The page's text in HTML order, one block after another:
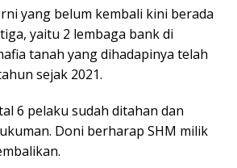
yang belum kembali kini berada
yaitu 2 lembaga bank di
tanah yang dihadapinya telah
sejak 2021.
6 pelaku sudah ditahan dan
Doni berharap SHM milik